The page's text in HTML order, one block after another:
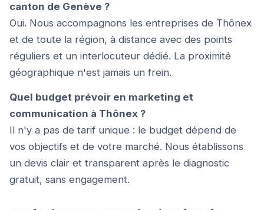
canton de Genève ?
Oui. Nous accompagnons les entreprises de Thônex
et de toute la région, à distance avec des points
réguliers et un interlocuteur dédié. La proximité
géographique n'est jamais un frein.
Quel budget prévoir en marketing et
communication à Thônex ?
Il n'y a pas de tarif unique : le budget dépend de
vos objectifs et de votre marché. Nous établissons
un devis clair et transparent après le diagnostic
gratuit, sans engagement.